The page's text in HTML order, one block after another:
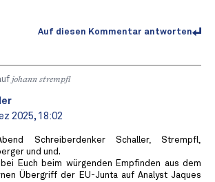
Auf diesen Kommentar antworten
johann strempfl
2025, 18:02
Schreiberdenker Schaller, Strempfl,
und und.
bei Euch beim würgenden Empfinden aus dem
Übergriff der EU-Junta auf Analyst Jaques